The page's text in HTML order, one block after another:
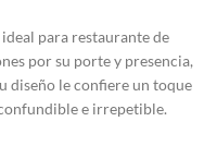
para restaurante de
por su porte y presencia,
diseño le confiere un toque
e irrepetible.